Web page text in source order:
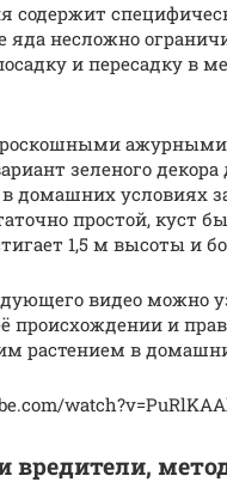
содержит
яда несложно
и пересадку в
роскошными
зеленого
домашних условиях
простой, куст
1,5 м высоты и
видео можно
происхождении и
растением в
вредители,